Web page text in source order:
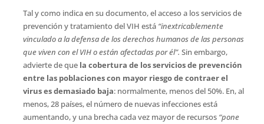
Tal y como indica en su documento, el acceso a los servicios de
prevención y tratamiento del VIH está “inextricablemente
vinculado a la defensa de los derechos humanos de las personas
que viven con el VIH o están afectadas por él”. Sin embargo,
advierte de que la cobertura de los servicios de prevención
entre las poblaciones con mayor riesgo de contraer el
virus es demasiado baja: normalmente, menos del 50%. En, al
menos, 28 países, el número de nuevas infecciones está
aumentando, y una brecha cada vez mayor de recursos “pone